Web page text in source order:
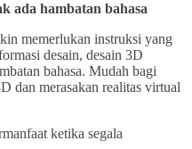
ada hambatan bahasa
memerlukan instruksi yang
desain, desain 3D
bahasa. Mudah bagi
dan merasakan realitas virtual
ketika segala